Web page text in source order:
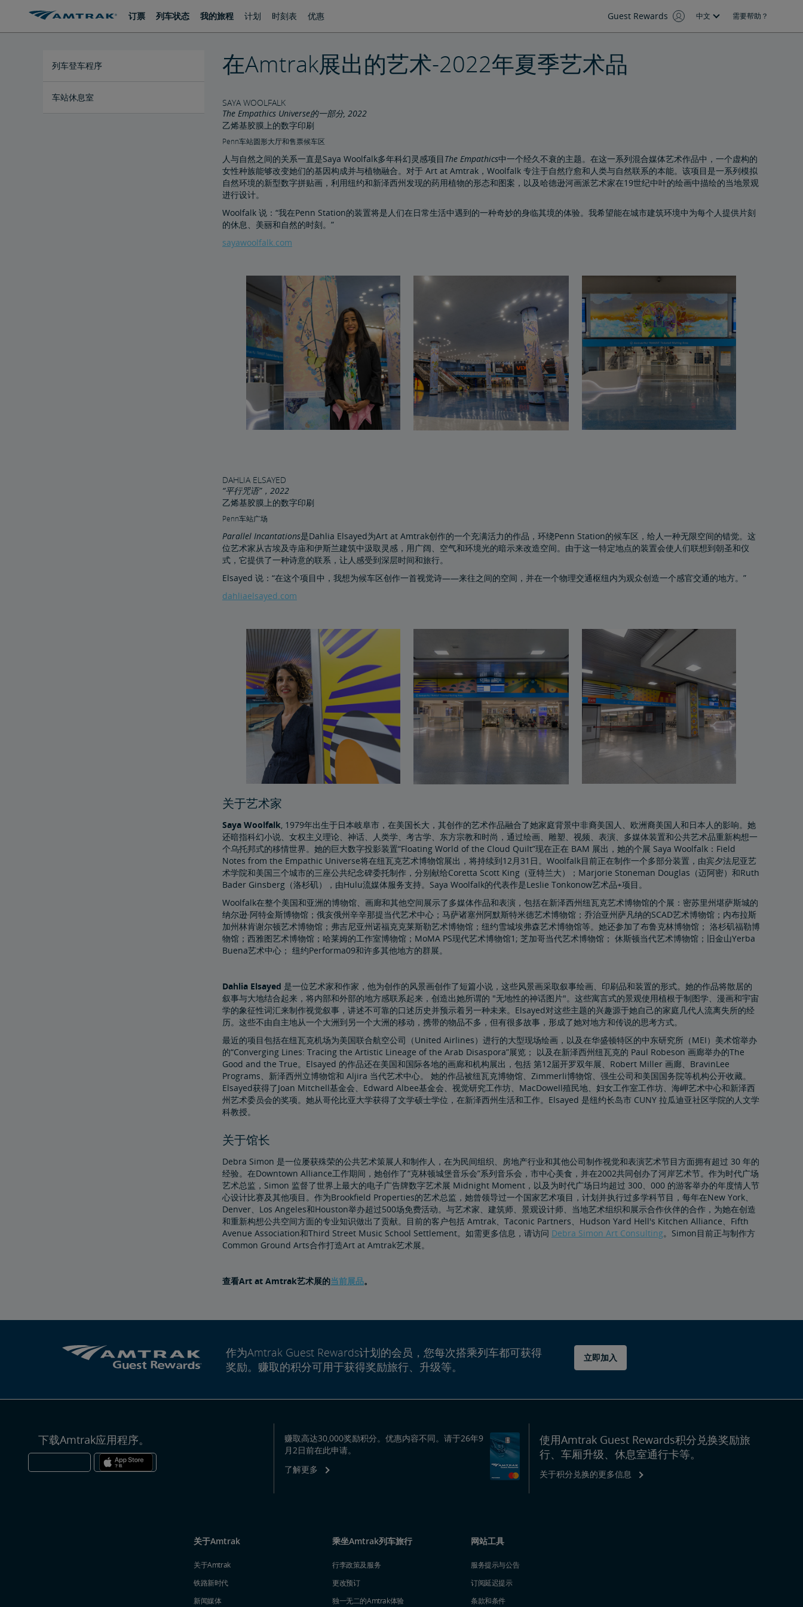
内
导
订票 列车状态 我的旅程 计划 时刻表 优惠 Guest Rewards 中文 需要帮助？
列车登车程序
车站休息室
在Amtrak展出的艺术-2022年夏季艺术品
SAYA WOOLFALK
The Empathics Universe的一部分, 2022
乙烯基胶膜上的数字印刷
Penn车站圆形大厅和售票候车区
人与自然之间的关系一直是Saya Woolfalk多年科幻灵感项目 The Empathics中一个经久不衰的主题。在这一系列混合媒体艺术作品中，一个虚构的
女性种族能够改变她们的基因构成并与植物融合。对于 Art at Amtrak，Woolfalk 专注于自然疗愈和人类与自然联系的本能。该项目是一系列模拟
自然环境的新型数字拼贴画，利用纽约和新泽西州发现的药用植物的形态和图案，以及哈德逊河画派艺术家在19世纪中叶的绘画中描绘的当地景观
进行设计。
Woolfalk 说：“我在Penn Station的装置将是人们在日常生活中遇到的一种奇妙的身临其境的体验。我希望能在城市建筑环境中为每个人提供片刻
的休息、美丽和自然的时刻。”
sayawoolfalk.com
DAHLIA ELSAYED
“平行咒语”，2022
乙烯基胶膜上的数字印刷
Penn车站广场
Parallel Incantations是Dahlia Elsayed为Art at Amtrak创作的一个充满活力的作品，环绕Penn Station的候车区，给人一种无限空间的错觉。这
位艺术家从古埃及寺庙和伊斯兰建筑中汲取灵感，用广阔、空气和环境光的暗示来改造空间。由于这一特定地点的装置会使人们联想到朝圣和仪
式，它提供了一种诗意的联系，让人感受到深层时间和旅行。
Elsayed 说：“在这个项目中，我想为候车区创作一首视觉诗——来往之间的空间，并在一个物理交通枢纽内为观众创造一个感官交通的地方。”
dahliaelsayed.com
关于艺术家
Saya Woolfalk , 1979年出生于日本岐阜市，在美国长大，其创作的艺术作品融合了她家庭背景中非裔美国人、欧洲裔美国人和日本人的影响。她
还暗指科幻小说、女权主义理论、神话、人类学、考古学、东方宗教和时尚，通过绘画、雕塑、视频、表演、多媒体装置和公共艺术品重新构想一
个乌托邦式的移情世界。她的巨大数字投影装置“Floating World of the Cloud Quilt”现在正在 BAM 展出，她的个展 Saya Woolfalk：Field
Notes from the Empathic Universe将在纽瓦克艺术博物馆展出，将持续到12月31日。Woolfalk目前正在制作一个多部分装置，由宾夕法尼亚艺
术学院和美国三个城市的三座公共纪念碑委托制作，分别献给Coretta Scott King（亚特兰大）；Marjorie Stoneman Douglas（迈阿密）和Ruth
Bader Ginsberg（洛杉矶），由Hulu流媒体服务支持。Saya Woolfalk的代表作是Leslie Tonkonow艺术品+项目。
Woolfalk在整个美国和亚洲的博物馆、画廊和其他空间展示了多媒体作品和表演，包括在新泽西州纽瓦克艺术博物馆的个展：密苏里州堪萨斯城的
纳尔逊·阿特金斯博物馆；俄亥俄州辛辛那提当代艺术中心；马萨诸塞州阿默斯特米德艺术博物馆；乔治亚州萨凡纳的SCAD艺术博物馆；内布拉斯
加州林肯谢尔顿艺术博物馆；弗吉尼亚州诺福克克莱斯勒艺术博物馆；纽约雪城埃弗森艺术博物馆等。她还参加了布鲁克林博物馆； 洛杉矶福勒博
物馆；西雅图艺术博物馆；哈莱姆的工作室博物馆；MoMA PS现代艺术博物馆1; 芝加哥当代艺术博物馆； 休斯顿当代艺术博物馆；旧金山Yerba
Buena艺术中心； 纽约Performa09和许多其他地方的群展。
Dahlia Elsayed 是一位艺术家和作家，他为创作的风景画创作了短篇小说，这些风景画采取叙事绘画、印刷品和装置的形式。她的作品将散居的
叙事与大地结合起来，将内部和外部的地方感联系起来，创造出她所谓的 "无地性的神话图片"。这些寓言式的景观使用植根于制图学、漫画和宇宙
学的象征性词汇来制作视觉叙事，讲述不可靠的口述历史并预示着另一种未来。Elsayed对这些主题的兴趣源于她自己的家庭几代人流离失所的经
历。这些不由自主地从一个大洲到另一个大洲的移动，携带的物品不多，但有很多故事，形成了她对地方和传说的思考方式。
最近的项目包括在纽瓦克机场为美国联合航空公司（United Airlines）进行的大型现场绘画，以及在华盛顿特区的中东研究所（MEI）美术馆举办
的“Converging Lines: Tracing the Artistic Lineage of the Arab Disaspora”展览； 以及在新泽西州纽瓦克的 Paul Robeson 画廊举办的The
Good and the True。Elsayed 的作品还在美国和国际各地的画廊和机构展出，包括 第12届开罗双年展、Robert Miller 画廊、BravinLee
Programs、新泽西州立博物馆和 Aljira 当代艺术中心。 她的作品被纽瓦克博物馆、Zimmerli博物馆、强生公司和美国国务院等机构公开收藏。
Elsayed获得了Joan Mitchell基金会、Edward Albee基金会、视觉研究工作坊、MacDowell殖民地、妇女工作室工作坊、海岬艺术中心和新泽西
州艺术委员会的奖项。她从哥伦比亚大学获得了文学硕士学位，在新泽西州生活和工作。Elsayed 是纽约长岛市 CUNY 拉瓜迪亚社区学院的人文学
科教授。
关于馆长
Debra Simon 是一位屡获殊荣的公共艺术策展人和制作人，在为民间组织、房地产行业和其他公司制作视觉和表演艺术节目方面拥有超过 30 年的
经验。在Downtown Alliance工作期间，她创作了“克林顿城堡音乐会”系列音乐会，市中心美食，并在2002共同创办了河岸艺术节。作为时代广场
艺术总监，Simon 监督了世界上最大的电子广告牌数字艺术展 Midnight Moment，以及为时代广场日均超过 300、000 的游客举办的年度情人节
心设计比赛及其他项目。作为Brookfield Properties的艺术总监，她曾领导过一个国家艺术项目，计划并执行过多学科节目，每年在New York、
Denver、Los Angeles和Houston举办超过500场免费活动。与艺术家、建筑师、景观设计师、当地艺术组织和展示合作伙伴的合作，为她在创造
和重新构想公共空间方面的专业知识做出了贡献。目前的客户包括 Amtrak、Taconic Partners、Hudson Yard Hell's Kitchen Alliance、Fifth
Avenue Association和Third Street Music School Settlement。如需更多信息，请访问 Debra Simon Art Consulting。Simon目前正与制作方
Common Ground Arts合作打造Art at Amtrak艺术展。
查看Art at Amtrak艺术展的当前展品。
作为Amtrak Guest Rewards计划的会员，您每次搭乘列车都可获得
奖励。赚取的积分可用于获得奖励旅行、升级等。
立即加入
下载Amtrak应用程序。
赚取高达30,000奖励积分。优惠内容不同。请于26年9
月2日前在此申请。
了解更多
使用Amtrak Guest Rewards积分兑换奖励旅
行、车厢升级、休息室通行卡等。
关于积分兑换的更多信息
关于Amtrak
关于Amtrak
铁路新时代
新闻媒体
乘坐Amtrak列车旅行
行李政策及服务
更改预订
独一无二的Amtrak体验
网站工具
服务提示与公告
订阅延迟提示
条款和条件